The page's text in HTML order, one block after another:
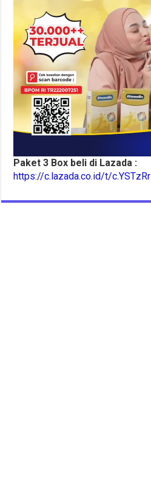
Paket 3 Box beli di Lazada :
https://c.lazada.co.id/t/c.YSTzRr